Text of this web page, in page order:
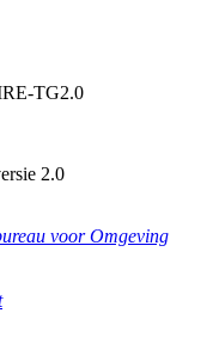
TG2.0
2.0
voor Omgeving